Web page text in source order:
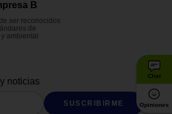
B
ser reconocidos
de
ambiental
noticias
SUSCRIBIRME
Chat
Opiniones